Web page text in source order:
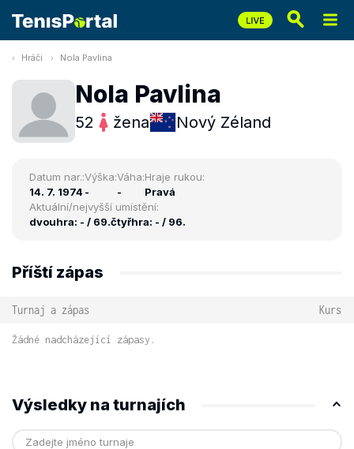
Hráči Nola Pavlina
Nola Pavlina
52 žena Nový Zéland
Datum nar.:
14. 7. 1974
Výška:
-
Váha:
-
Hraje rukou:
Pravá
Aktuální/nejvyšší umístění:
dvouhra: - / 69.čtyřhra: - / 96.
Příští zápas
Turnaj a zápas Kurs
Žádné nadcházející zápasy.
Výsledky na turnajích